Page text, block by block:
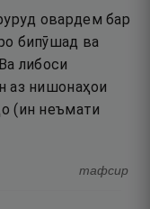
овардем бар
бипӯшад ва
либоси
аз нишонаҳои
(ин неъмати
тафсир